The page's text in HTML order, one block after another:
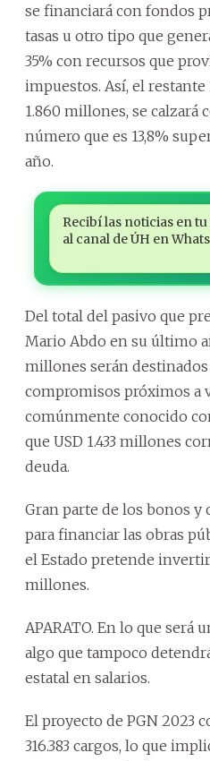
se financiará con fondos
tasas u otro tipo que
35% con recursos que
impuestos. Así, el restante
1.860 millones, se calzará
número que es 13,8%
año.
Recibí las noticias en
al canal de ÚH en
Del total del pasivo que
Mario Abdo en su último
millones serán
compromisos próximos a
comúnmente conocido
que USD 1.433 millones
deuda.
Gran parte de los bonos y
para financiar las obras
el Estado pretende invertir
millones.
APARATO. En lo que será
algo que tampoco
estatal en salarios.
El proyecto de PGN 2023
316.383 cargos, lo que